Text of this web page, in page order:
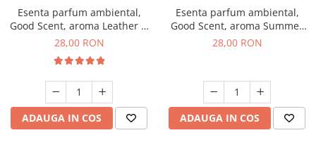
Site Pisoar
Esenta parfum ambiental,
Good Scent, aroma Leather &
Black Oudh, 20 g
28,00 RON
ADAUGA IN COS
Esenta parfum ambiental,
Good Scent, aroma Summer
Melon, 20 g
28,00 RON
ADAUGA IN COS